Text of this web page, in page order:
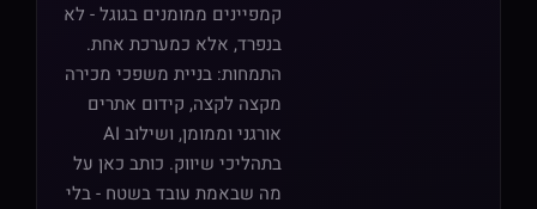
קמפיינים ממומנים בגוגל - לא
בנפרד, אלא כמערכת אחת.
התמחות: בניית משפכי מכירה
מקצה לקצה, קידום אתרים
אורגני וממומן, ושילוב AI
בתהליכי שיווק. כותב כאן על
מה שבאמת עובד בשטח - בלי